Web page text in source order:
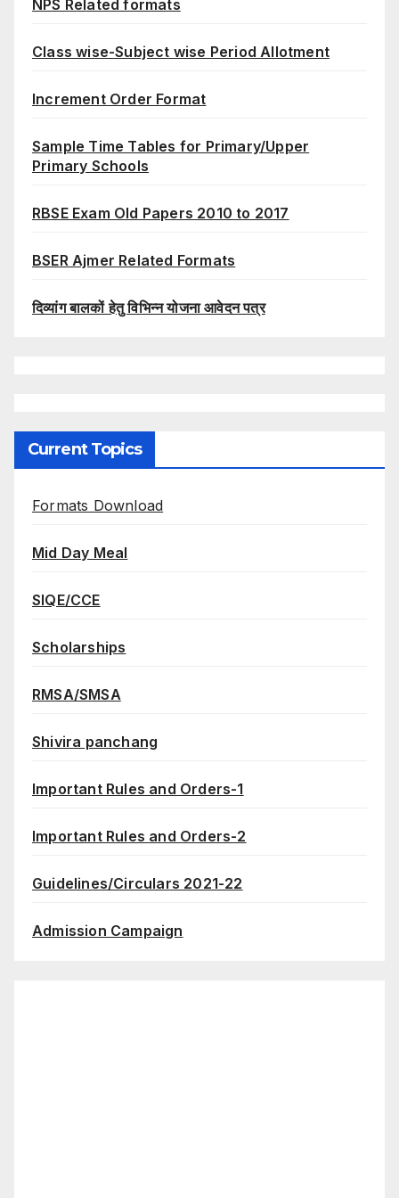
NPS Related formats
Class wise-Subject wise Period Allotment
Increment Order Format
Sample Time Tables for Primary/Upper
Primary Schools
RBSE Exam Old Papers 2010 to 2017
BSER Ajmer Related Formats
दिव्यांग बालकों हेतु विभिन्न योजना आवेदन पत्र
Current Topics
Formats Download
Mid Day Meal
SIQE/CCE
Scholarships
RMSA/SMSA
Shivira panchang
Important Rules and Orders-1
Important Rules and Orders-2
Guidelines/Circulars 2021-22
Admission Campaign